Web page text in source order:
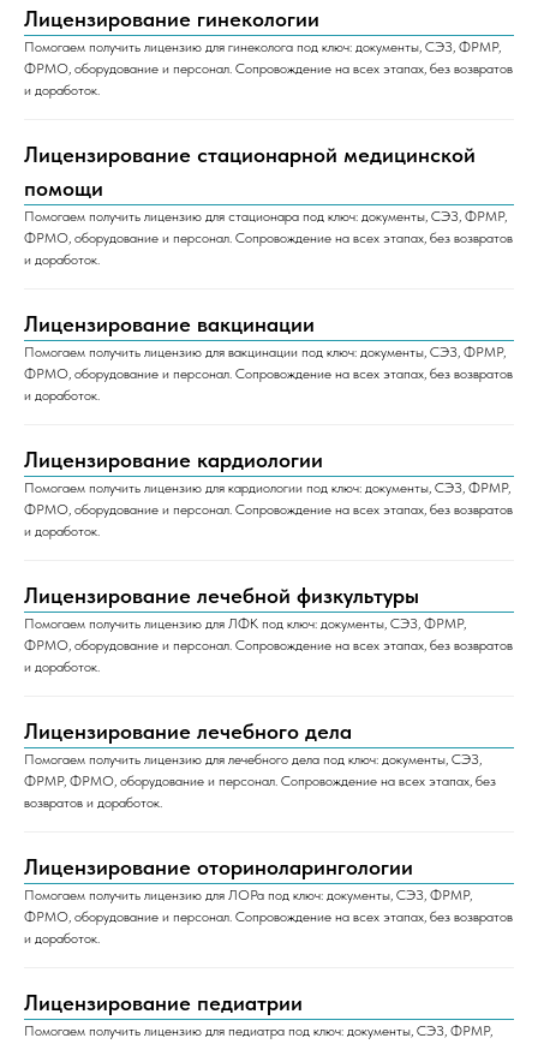
Лицензирование гинекологии
Помогаем получить лицензию для гинеколога под ключ: документы, СЭЗ, ФРМР,
ФРМО, оборудование и персонал. Сопровождение на всех этапах, без возвратов
и доработок.
Лицензирование стационарной медицинской
помощи
Помогаем получить лицензию для стационара под ключ: документы, СЭЗ, ФРМР,
ФРМО, оборудование и персонал. Сопровождение на всех этапах, без возвратов
и доработок.
Лицензирование вакцинации
Помогаем получить лицензию для вакцинации под ключ: документы, СЭЗ, ФРМР,
ФРМО, оборудование и персонал. Сопровождение на всех этапах, без возвратов
и доработок.
Лицензирование кардиологии
Помогаем получить лицензию для кардиологии под ключ: документы, СЭЗ, ФРМР,
ФРМО, оборудование и персонал. Сопровождение на всех этапах, без возвратов
и доработок.
Лицензирование лечебной физкультуры
Помогаем получить лицензию для ЛФК под ключ: документы, СЭЗ, ФРМР,
ФРМО, оборудование и персонал. Сопровождение на всех этапах, без возвратов
и доработок.
Лицензирование лечебного дела
Помогаем получить лицензию для лечебного дела под ключ: документы, СЭЗ,
ФРМР, ФРМО, оборудование и персонал. Сопровождение на всех этапах, без
возвратов и доработок.
Лицензирование оториноларингологии
Помогаем получить лицензию для ЛОРа под ключ: документы, СЭЗ, ФРМР,
ФРМО, оборудование и персонал. Сопровождение на всех этапах, без возвратов
и доработок.
Лицензирование педиатрии
Помогаем получить лицензию для педиатра под ключ: документы, СЭЗ, ФРМР,